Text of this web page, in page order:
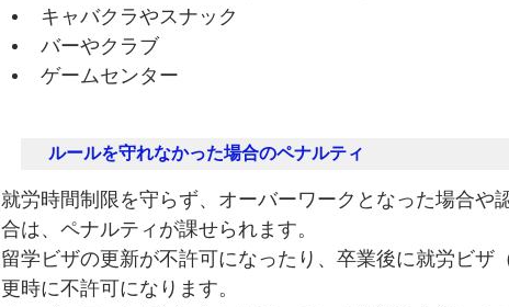
キャバクラやスナック
バーやクラブ
ゲームセンター
ルールを守れなかった場合のペナルティ
就労時間制限を守らず、オーバーワークとなった場合や
合は、ペナルティが課せられます。
留学ビザの更新が不許可になったり、卒業後に就労ビザ
更時に不許可になります。